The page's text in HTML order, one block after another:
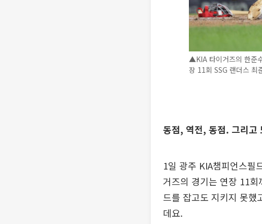
▲KIA 타이거즈의 한준
장 11회 SSG 랜더스 최
동점, 역전, 동점. 그리고
1일 광주 KIA챔피언스필
거즈의 경기는 연장 11회
드를 잡고도 지키지 못했
데요.